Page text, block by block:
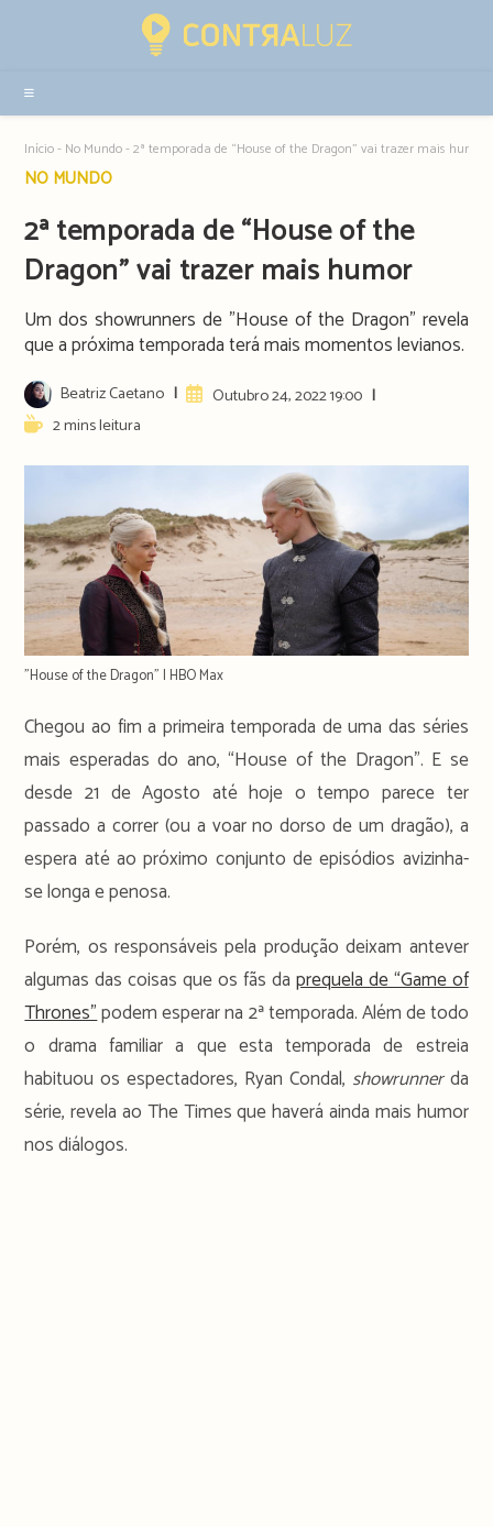
sidebar
Início- No Mundo-2ª temporada de “House of the Dragon” vai trazer mais humor
Post
NO MUNDO
2ª temporada de “House of the
Dragon” vai trazer mais humor
Um dos showrunners de "House of the Dragon" revela
que a próxima temporada terá mais momentos levianos.
Post
author:
Beatriz Caetano
ArtigoOutubro 24, 2022 19:00
Reading2 mins leitura
"House of the Dragon" | HBO Max
Chegou ao fim a primeira temporada de uma das séries
mais esperadas do ano, “House of the Dragon”. E se
desde 21 de Agosto até hoje o tempo parece ter
passado a correr (ou a voar no dorso de um dragão), a
espera até ao próximo conjunto de episódios avizinha-
se longa e penosa.
Porém, os responsáveis pela produção deixam antever
algumas das coisas que os fãs da prequela de “Game of
Thrones”podem esperar na 2ª temporada. Além de todo
o drama familiar a que esta temporada de estreia
habituou os espectadores, Ryan Condal, showrunnerda
série, revela ao The Times que haverá ainda mais humor
nos diálogos.